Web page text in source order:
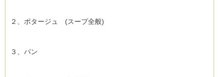
２、ポタージュ (スープ全般)
３、パン